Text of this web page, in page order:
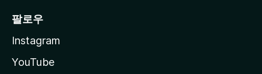
팔로우
Instagram
YouTube